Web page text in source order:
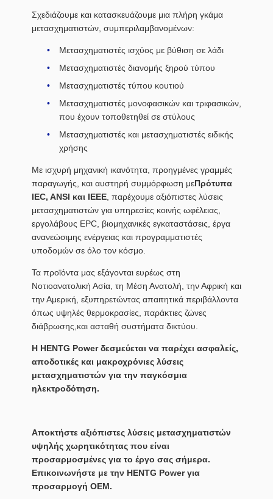
Σχεδιάζουμε και κατασκευάζουμε μια πλήρη γκάμα
μετασχηματιστών, συμπεριλαμβανομένων:
Μετασχηματιστές ισχύος με βύθιση σε λάδι
Μετασχηματιστές διανομής ξηρού τύπου
Μετασχηματιστές τύπου κουτιού
Μετασχηματιστές μονοφασικών και τριφασικών,
που έχουν τοποθετηθεί σε στύλους
Μετασχηματιστές και μετασχηματιστές ειδικής
χρήσης
Με ισχυρή μηχανική ικανότητα, προηγμένες γραμμές
παραγωγής, και αυστηρή συμμόρφωση μεΠρότυπα
IEC, ANSI και IEEE, παρέχουμε αξιόπιστες λύσεις
μετασχηματιστών για υπηρεσίες κοινής ωφέλειας,
εργολάβους EPC, βιομηχανικές εγκαταστάσεις, έργα
ανανεώσιμης ενέργειας και προγραμματιστές
υποδομών σε όλο τον κόσμο.
Τα προϊόντα μας εξάγονται ευρέως στη
Νοτιοανατολική Ασία, τη Μέση Ανατολή, την Αφρική και
την Αμερική, εξυπηρετώντας απαιτητικά περιβάλλοντα
όπως υψηλές θερμοκρασίες, παράκτιες ζώνες
διάβρωσης,και ασταθή συστήματα δικτύου.
Η HENTG Power δεσμεύεται να παρέχει ασφαλείς,
αποδοτικές και μακροχρόνιες λύσεις
μετασχηματιστών για την παγκόσμια
ηλεκτροδότηση.
Αποκτήστε αξιόπιστες λύσεις μετασχηματιστών
υψηλής χωρητικότητας που είναι
προσαρμοσμένες για το έργο σας σήμερα.
Επικοινωνήστε με την HENTG Power για
προσαρμογή OEM.